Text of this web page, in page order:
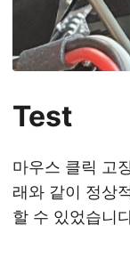
Test
마우스 클릭 고
래와 같이 정상
할 수 있었습니